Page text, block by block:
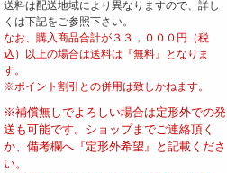
送料は配送地域により異なりますので、詳し
くは下記をご参照下さい。
なお、購入商品合計が３３，０００円（税
込）以上の場合は送料は『無料』となりま
す。
※ポイント割引との併用は致しかねます。
※補償無しでよろしい場合は定形外での発
送も可能です。ショップまでご連絡頂く
か、備考欄へ『定形外希望』と記載くださ
い。